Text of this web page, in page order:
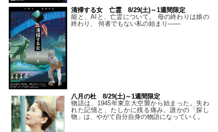
清掃する女 亡霊 8/29(土)～1週間限定
能と、AIと、亡霊について。 母の終わりは娘の
終わり、 何者でもない私の始まり――
八月の杜 8/29(土)～1週間限定
物語は、1945年東京大空襲から始まった。失わ
れた記憶と、たしかに残る痛み。誰かの「探し
物」は、やがて自分自身の物語になっていく。